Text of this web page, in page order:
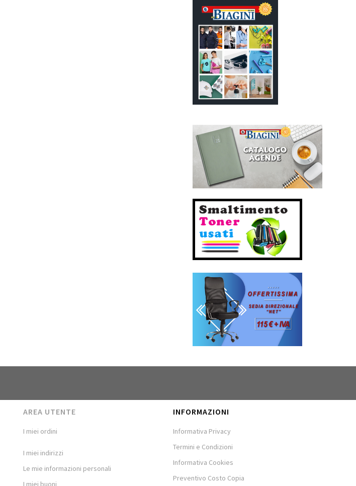
AREA UTENTE
I miei ordini
I miei indirizzi
Le mie informazioni personali
I miei buoni
INFORMAZIONI
Informativa Privacy
Termini e Condizioni
Informativa Cookies
Preventivo Costo Copia